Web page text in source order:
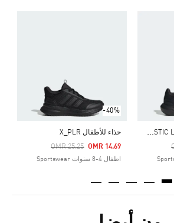
ح
ذاء RUNFALCON 3.0 ELASTIC LACE TOP STRAP
Price To
-40%
حذاء للأطفال X_PLR
Price Reduced From
OMR 25.25
To OMR 14.69
اطفال 4-8 سنوات Sportswear